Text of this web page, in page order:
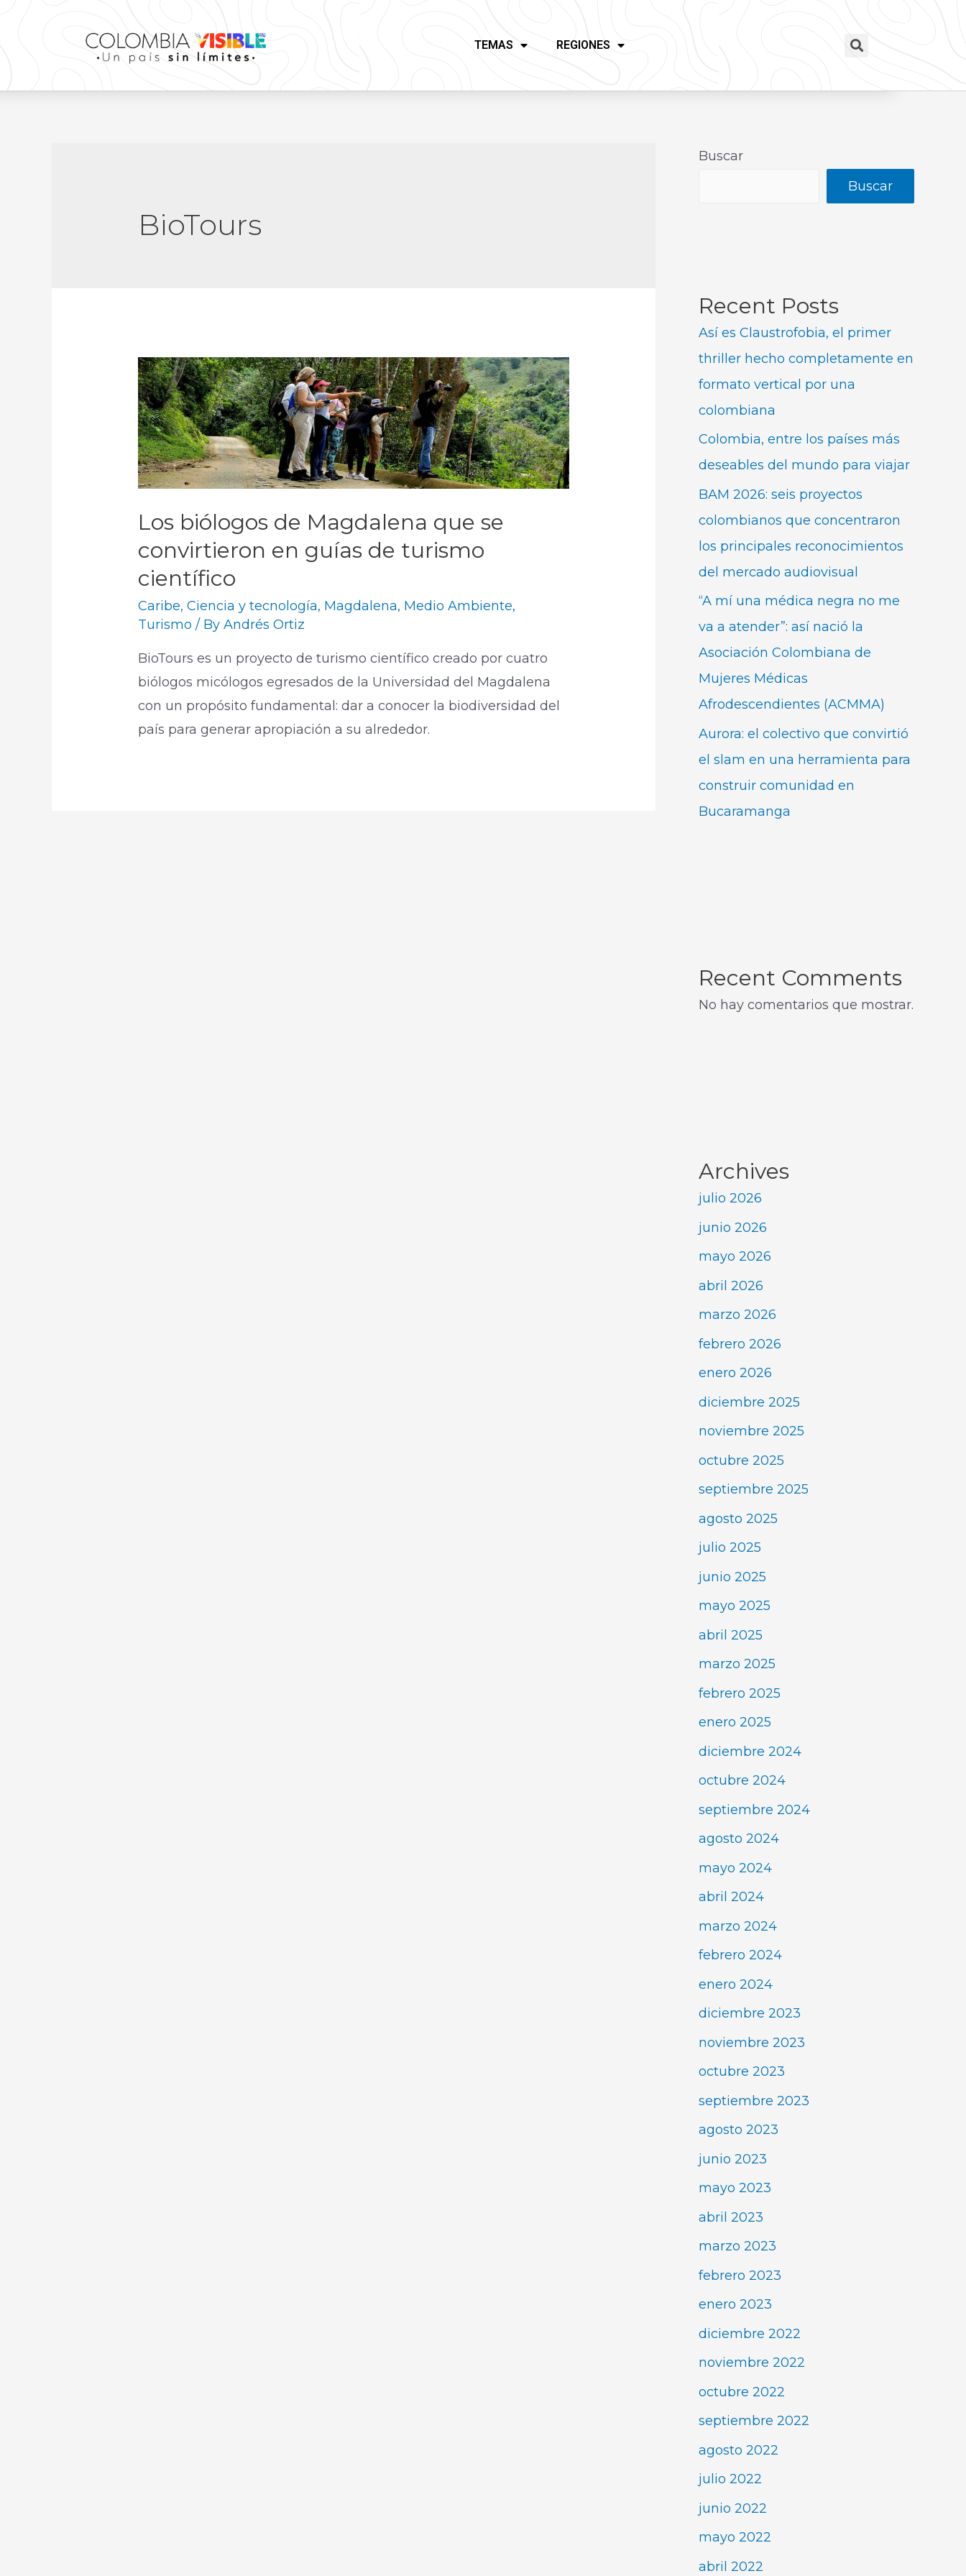
TEMAS REGIONES
BioTours
Los biólogos de Magdalena que se
convirtieron en guías de turismo
científico
Caribe,Ciencia y tecnología, Magdalena, Medio Ambiente,
Turismo / ByAndrés Ortiz
BioTours es un proyecto de turismo científico creado por cuatro
biólogos micólogos egresados de la Universidad del Magdalena
con un propósito fundamental: dar a conocer la biodiversidad del
país para generar apropiación a su alrededor. ​
Buscar
Buscar
Recent Posts
Así es Claustrofobia, el primer
thriller hecho completamente en
formato vertical por una
colombiana
Colombia, entre los países más
deseables del mundo para viajar
BAM 2026: seis proyectos
colombianos que concentraron
los principales reconocimientos
del mercado audiovisual
“A mí una médica negra no me
va a atender”: así nació la
Asociación Colombiana de
Mujeres Médicas
Afrodescendientes (ACMMA)
Aurora: el colectivo que convirtió
el slam en una herramienta para
construir comunidad en
Bucaramanga
Recent Comments
No hay comentarios que mostrar.
Archives
julio 2026
junio 2026
mayo 2026
abril 2026
marzo 2026
febrero 2026
enero 2026
diciembre 2025
noviembre 2025
octubre 2025
septiembre 2025
agosto 2025
julio 2025
junio 2025
mayo 2025
abril 2025
marzo 2025
febrero 2025
enero 2025
diciembre 2024
octubre 2024
septiembre 2024
agosto 2024
mayo 2024
abril 2024
marzo 2024
febrero 2024
enero 2024
diciembre 2023
noviembre 2023
octubre 2023
septiembre 2023
agosto 2023
junio 2023
mayo 2023
abril 2023
marzo 2023
febrero 2023
enero 2023
diciembre 2022
noviembre 2022
octubre 2022
septiembre 2022
agosto 2022
julio 2022
junio 2022
mayo 2022
abril 2022